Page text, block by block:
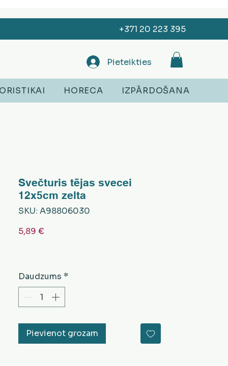
+371 20 223 395
Pieteikties
HORECA IZPĀRDOŠANA
Svečturis tējas svecei
12x5cm zelta
SKU: A98806030
5,89 €
Daudzums *
Pievienot grozam